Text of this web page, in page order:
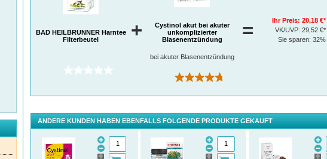
BAD HEILBRUNNER Harntee
Filterbeutel
(0)
+
Cystinol akut bei akuter
unkomplizierter
Blasenentzündung
bei akuter Blasenentzündung
(92)
= Ihr Preis:20,18 €*
VK/UVP:29,52 €*
Sie sparen:32%
ANDERE KUNDEN HABEN EBENFALLS FOLGENDE PRODUKTE GEKAUFT